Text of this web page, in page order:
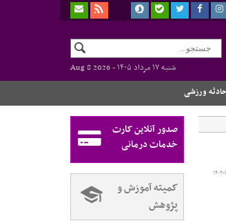
شنبه ۱۷ مرداد ۱۴۰۵ -
Aug 8 2026
ورزشی
صدور آنلاین کارت
خدمات درمانی
کمیته آموزش و
پژوهش